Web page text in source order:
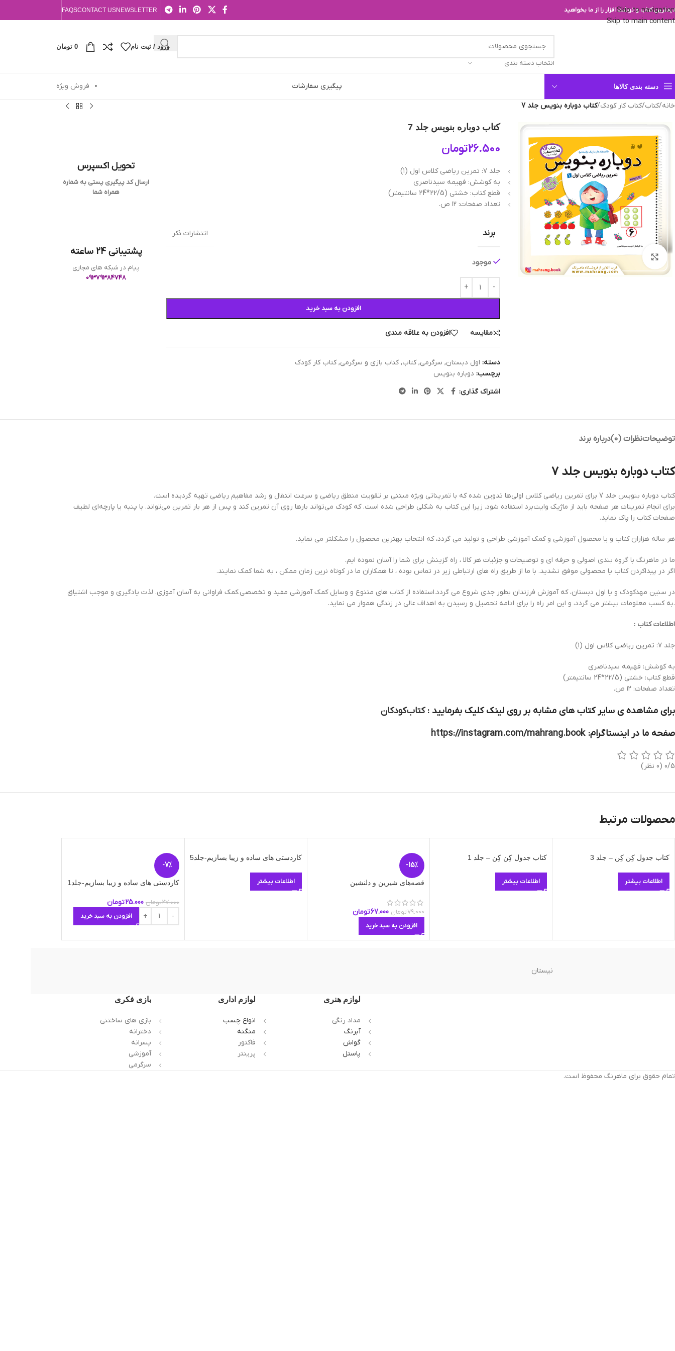
Skip to navigation
Skip to main content
کتاب و نوشت افزار را از ما بخواهید NEWSLETTER
CONTACT US
FAQS
انتخاب دسته بندی
ورود / ثبت نام 0 تومان
دسته بندی کالاها پیگیری سفارشات فروش ویژه
خانه/کتاب/کتاب کار کودک/کتاب دوباره بنويس‌ جلد 7
بزرگنمایی تصویر
کتاب دوباره بنويس‌ جلد 7
26.500تومان
جلد ۷: تمرين رياضی كلاس اول (۱)
به کوشش: فهیمه سیدناصری
قطع کتاب: خشتی (22/5*24 سانتیمتر)
تعداد صفحات: ۱۲ ص.
برند انتشارات ذکر
موجود
افزودن به سبد خرید
مقایسه افزودن به علاقه مندی
دسته: اول دبستان, سرگرمی, کتاب, کتاب بازی و سرگرمی, کتاب کار کودک
برچسب: دوباره بنویس
اشتراک گذاری:
تحویل اکسپرس
ارسال کد پیگیری پستی به شماره
همراه شما
پشتیبانی 24 ساعته
پیام در شبکه های مجازی
09379384748
توضیحاتنظرات (0) درباره برند
کتاب دوباره بنويس‌ جلد 7
کتاب دوباره بنويس‌ جلد 7 برای تمرين رياضی كلاس اولی‌ها تدوين شده كه با تمريناتی ويژه مبتنی بر تقويت منطق رياضی و سرعت انتقال و رشد مفاهيم رياضی تهيه گرديده است.
برای انجام تمرينات هر صفحه بايد از ماژيک وايت‌برد استفاده شود. زيرا اين كتاب به شكلی طراحی شده است. كه كودک می‌تواند بارها روی آن تمرين كند و پس از هر بار تمرين می‌تواند. با پنبه يا پارچه‌ای لطيف
صفحات كتاب را پاک نمايد.
هر ساله هزاران کتاب و یا محصول آموزشی و کمک آموزشی طراحی و تولید می گردد، که انتخاب بهترین محصول را مشکلتر می نماید.
ما در ماهرنگ با گروه بندی اصولی و حرفه ای و توضیحات و جزئیات هر کالا ، راه گزینش برای شما را آسان نموده ایم.
اگر در پیداکردن کتاب یا محصولی موفق نشدید. با ما از طریق راه های ارتباطی زیر در تماس بوده ، تا همکاران ما در کوتاه نرین زمان ممکن ، به شما کمک نمایند.
در سنین مهدکودک و یا اول دبستان، که آموزش فرزندان بطور جدی شروع می گردد.استفاده از کتاب های متنوع و وسایل کمک آموزشی مفید و تخصصی.کمک فراوانی به آسان آموزی. لذت یادگیری و موجب اشتیاق
.به کسب معلومات بیشتر می گردد، و این امر راه را برای ادامه تحصیل و رسیدن به اهداف عالی در زندگی هموار می نماید.
اطلاعات کتاب :
جلد ۷: تمرين رياضی كلاس اول (۱)
به کوشش: فهیمه سیدناصری
قطع کتاب: خشتی (22/5*24 سانتیمتر)
تعداد صفحات: ۱۲ ص.
برای مشاهده ی سایر کتاب های مشابه بر روی لینک کلیک بفرمایید :کتاب کودکان
صفحه ما در اینستاگرام:https://instagram.com/mahrang.book
0/5 (0 نظر)
محصولات مرتبط
کتاب جدول کِن کِن – جلد 3
اطلاعات بیشتر
کتاب جدول کِن کِن – جلد 1
اطلاعات بیشتر
-15%
قصه‌های شیرین و دلنشین
79.000تومان 67.000تومان
افزودن به سبد خرید
کاردستی های ساده و زیبا بسازیم-جلد5
اطلاعات بیشتر
-7%
کاردستی های ساده و زیبا بسازیم-جلد1
27.000تومان 25.000تومان
افزودن به سبد خرید
نیستان
لوازم هنری
مداد رنگی
آبرنگ
گواش
پاستل
لوازم اداری
انواع چسب
منگنه
فاکتور
پرینتر
بازی فکری
بازی های ساختنی
دخترانه
پسرانه
آموزشی
سرگرمی
تمام حقوق برای ماهرنگ محفوظ است.